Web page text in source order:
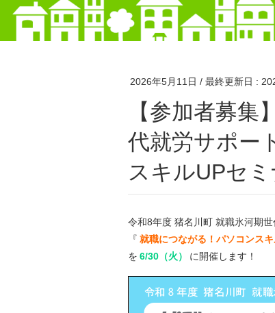
2026年5月11日 / 最終更新日 :
【参加者募集】令和8年度 猪名川町 就職氷河期世
代就労サポー
スキルUPセ
令和8年度 猪名川町 就職氷河期世
『 就職につながる！パソコンス
を 6/30（火） に開催します！